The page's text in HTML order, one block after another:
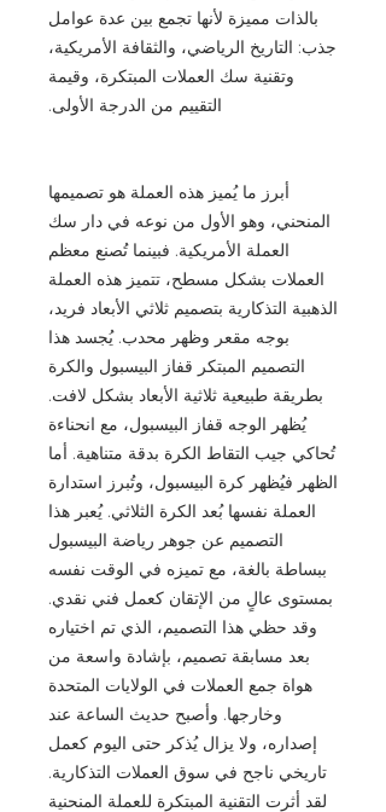
بالذات مميزة لأنها تجمع بين عدة عوامل
جذب: التاريخ الرياضي، والثقافة الأمريكية،
وتقنية سك العملات المبتكرة، وقيمة
التقييم من الدرجة الأولى.
أبرز ما يُميز هذه العملة هو تصميمها
المنحني، وهو الأول من نوعه في دار سك
العملة الأمريكية. فبينما تُصنع معظم
العملات بشكل مسطح، تتميز هذه العملة
الذهبية التذكارية بتصميم ثلاثي الأبعاد فريد،
بوجه مقعر وظهر محدب. يُجسد هذا
التصميم المبتكر قفاز البيسبول والكرة
بطريقة طبيعية ثلاثية الأبعاد بشكل لافت.
يُظهر الوجه قفاز البيسبول، مع انحناءة
تُحاكي جيب التقاط الكرة بدقة متناهية. أما
الظهر فيُظهر كرة البيسبول، وتُبرز استدارة
العملة نفسها بُعد الكرة الثلاثي. يُعبر هذا
التصميم عن جوهر رياضة البيسبول
ببساطة بالغة، مع تميزه في الوقت نفسه
بمستوى عالٍ من الإتقان كعمل فني نقدي.
وقد حظي هذا التصميم، الذي تم اختياره
بعد مسابقة تصميم، بإشادة واسعة من
هواة جمع العملات في الولايات المتحدة
وخارجها. وأصبح حديث الساعة عند
إصداره، ولا يزال يُذكر حتى اليوم كعمل
تاريخي ناجح في سوق العملات التذكارية.
لقد أثرت التقنية المبتكرة للعملة المنحنية